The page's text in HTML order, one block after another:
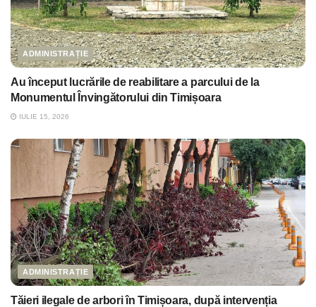
ADMINISTRAȚIE
Au început lucrările de reabilitare a parcului de la
Monumentul Învingătorului din Timișoara
IULIE 15, 2026
ADMINISTRAȚIE
Tăieri ilegale de arbori în Timișoara, după intervenția